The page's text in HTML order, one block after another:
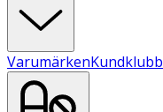
VarumärkenKundklubb